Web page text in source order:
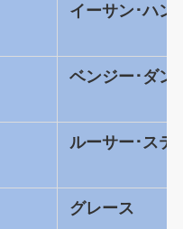
イーサン･ハン
ベンジー･ダン
ルーサー･ステ
グレース